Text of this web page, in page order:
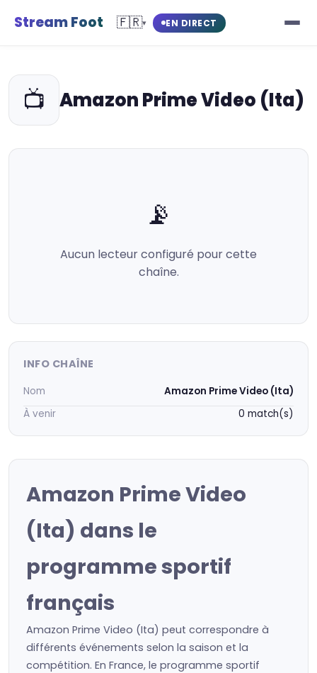
Stream Foot 🇫🇷▾ EN DIRECT
📺 Amazon Prime Video (Ita)
📡
Aucun lecteur configuré pour cette
chaîne.
INFO CHAÎNE
Nom
Amazon Prime Video (Ita)
À venir
0 match(s)
Amazon Prime Video
(Ita) dans le
programme sportif
français
Amazon Prime Video (Ita) peut correspondre à
différents événements selon la saison et la
compétition. En France, le programme sportif